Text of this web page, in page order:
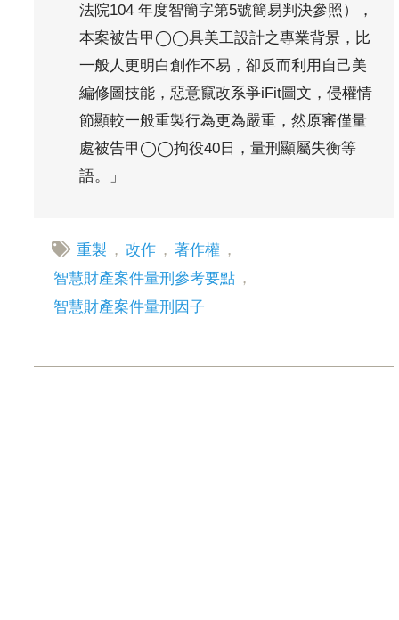
法院104 年度智簡字第5號簡易判決參照），
本案被告甲◯◯具美工設計之專業背景，比
一般人更明白創作不易，卻反而利用自己美
編修圖技能，惡意竄改系爭iFit圖文，侵權情
節顯較一般重製行為更為嚴重，然原審僅量
處被告甲◯◯拘役40日，量刑顯屬失衡等
語。」
重製 ， 改作 ， 著作權 ，
智慧財產案件量刑參考要點 ，
智慧財產案件量刑因子